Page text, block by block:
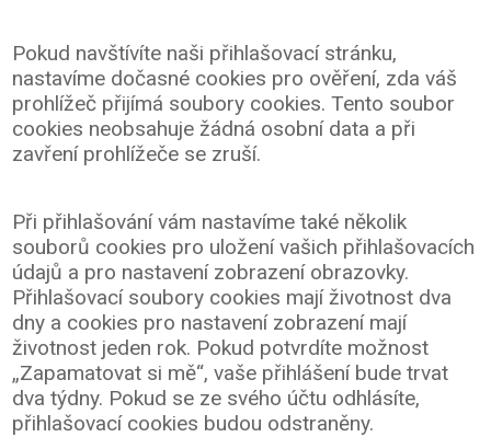
Pokud navštívíte naši přihlašovací stránku,
nastavíme dočasné cookies pro ověření, zda váš
prohlížeč přijímá soubory cookies. Tento soubor
cookies neobsahuje žádná osobní data a při
zavření prohlížeče se zruší.
Při přihlašování vám nastavíme také několik
souborů cookies pro uložení vašich přihlašovacích
údajů a pro nastavení zobrazení obrazovky.
Přihlašovací soubory cookies mají životnost dva
dny a cookies pro nastavení zobrazení mají
životnost jeden rok. Pokud potvrdíte možnost
„Zapamatovat si mě“, vaše přihlášení bude trvat
dva týdny. Pokud se ze svého účtu odhlásíte,
přihlašovací cookies budou odstraněny.